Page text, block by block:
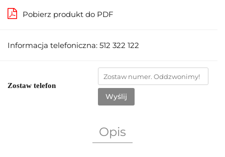
Pobierz produkt do PDF
Informacja telefoniczna: 512 322 122
Zostaw telefon
Wyślij
Opis